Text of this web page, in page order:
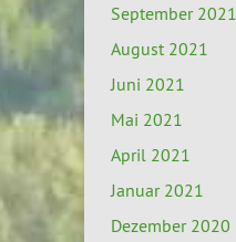
September 2021
August 2021
Juni 2021
Mai 2021
April 2021
Januar 2021
Dezember 2020